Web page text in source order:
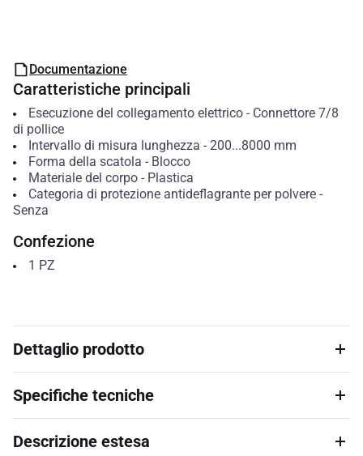
Documentazione
Caratteristiche principali
Esecuzione del collegamento elettrico- Connettore 7/8
di pollice
Intervallo di misura lunghezza - 200...8000 mm
Forma della scatola - Blocco
Materiale del corpo- Plastica
Categoria di protezione antideflagrante per polvere-
Senza
Confezione
1 PZ
Dettaglio prodotto
Specifiche tecniche
Descrizione estesa